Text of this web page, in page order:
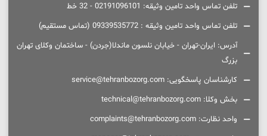
تلفن تماس واحد تامین وثیقه: 02191096101 - 32 خط
تلفن تماس واحد تامین وثیقه : 09339535772 (تماس مستقیم)
آدرس: ایران-تهران - خیابان نلسون ماندلا(جردن) - ساختمان وکلای تهران
بزرگ
کارشناسان پاسخگویی: service@tehranbozorg.com
بخش وکلا: technical@tehranbozorg.com
واحد نظارت: complaints@tehranbozorg.com